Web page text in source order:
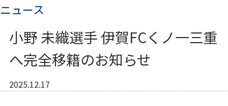
ニュース
小野 未織選手 伊賀FCくノ一三重
へ完全移籍のお知らせ
2025.12.17